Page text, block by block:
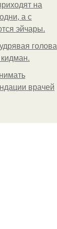
на
а с
эйчары.
голова
кидман.
врачей